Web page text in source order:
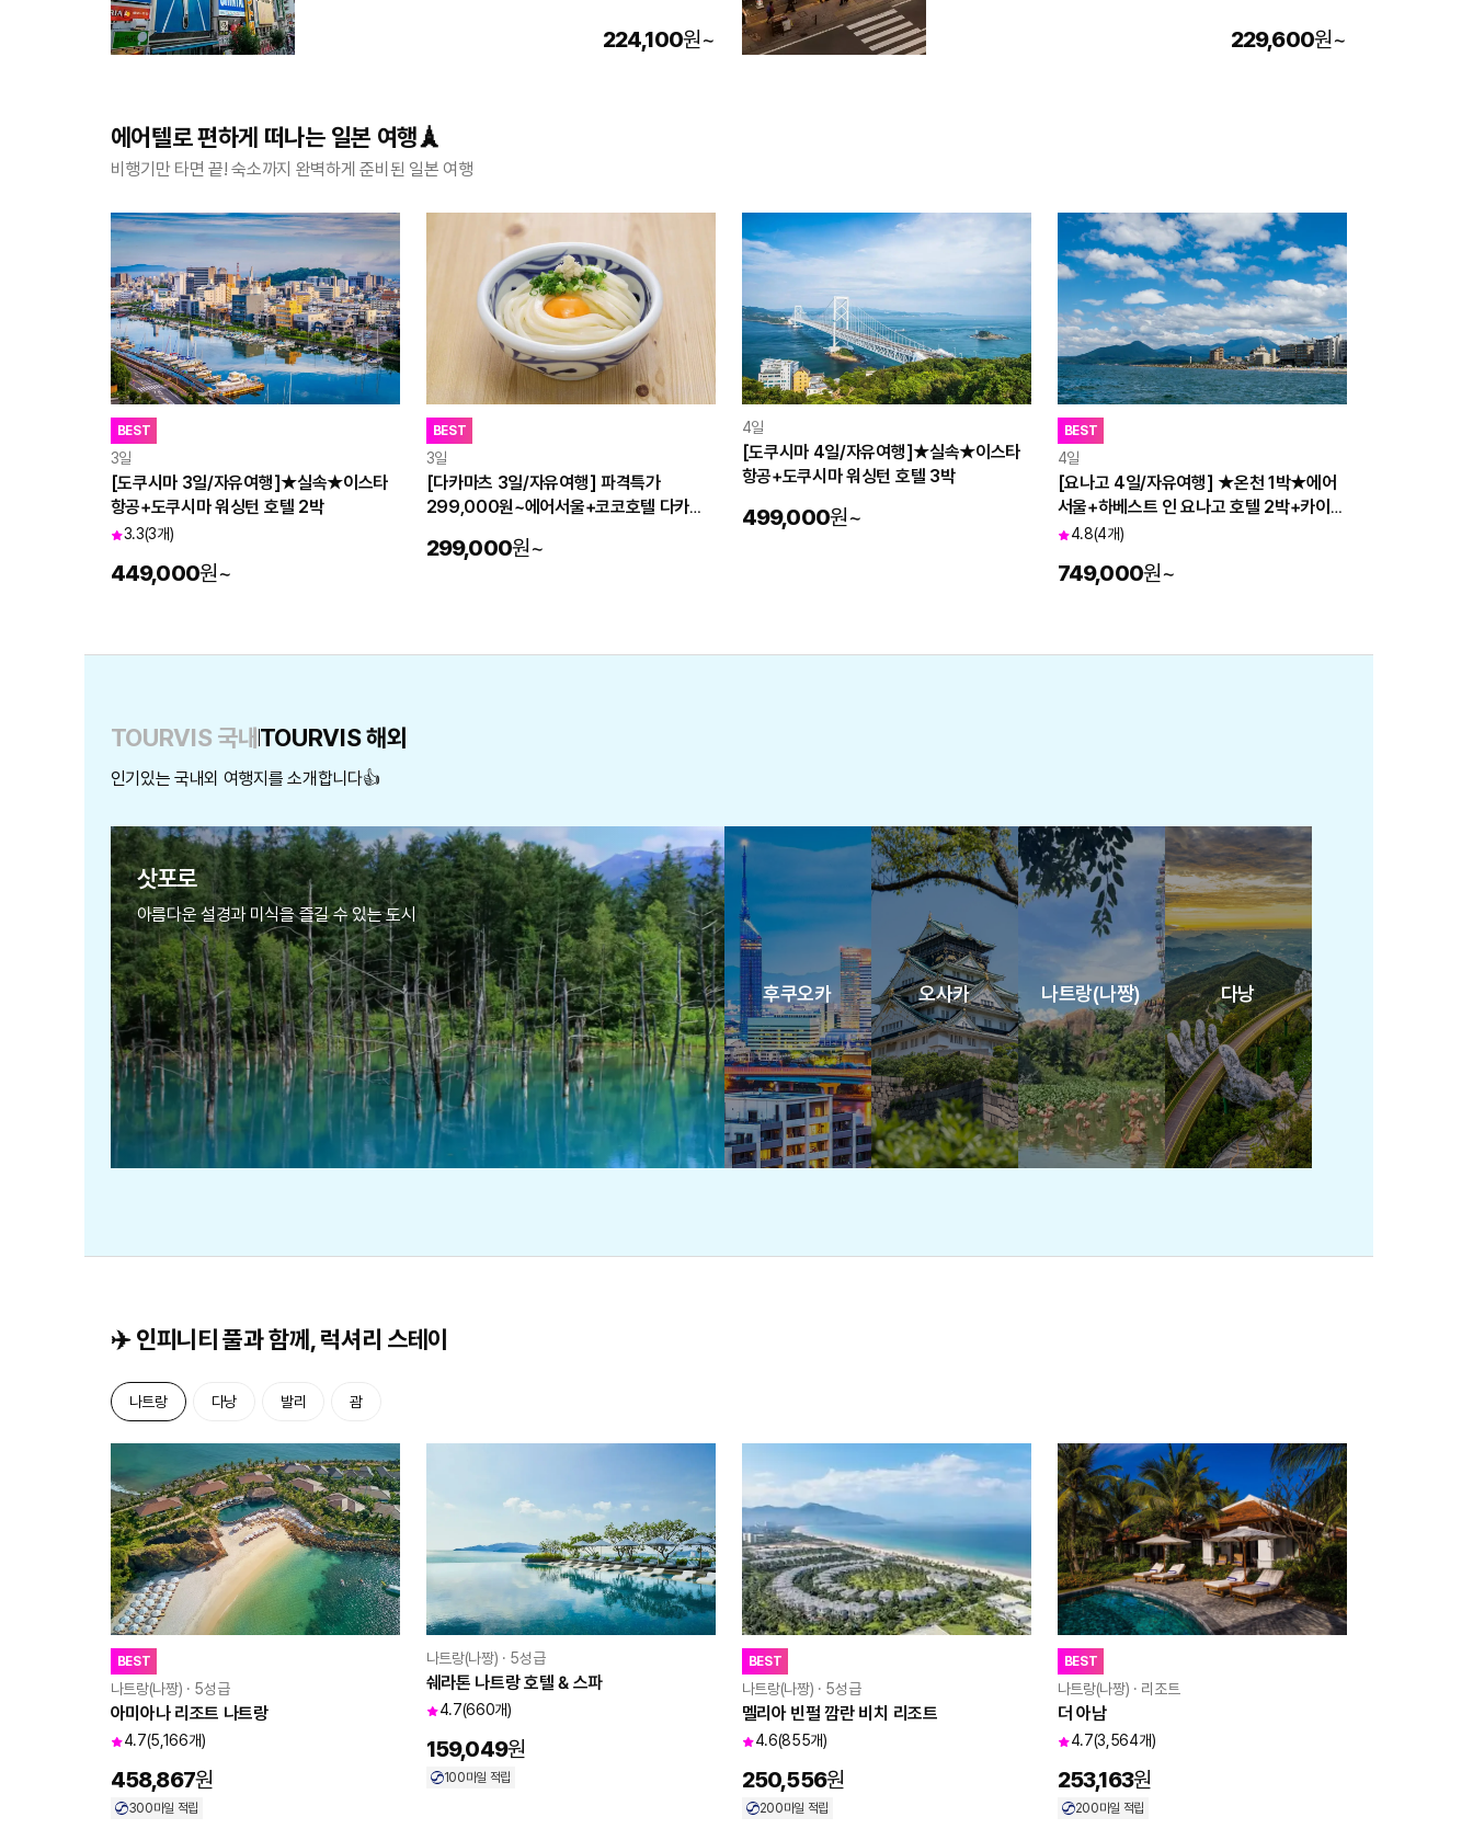
로그인하면 문의 내용을
더 쉽고 빠르게 볼 수 있어요.
비회원 문의 로그인하기
224,100원~ 229,600원~
에어텔로 편하게 떠나는 일본 여행🗼
비행기만 타면 끝! 숙소까지 완벽하게 준비된 일본 여행
BEST
3일
[도쿠시마 3일/자유여행]★실속★이스타
항공+도쿠시마 워싱턴 호텔 2박
3.3(3개)
449,000원~
BEST
3일
[다카마츠 3일/자유여행] 파격특가
299,000원~에어서울+코코호텔 다카마
299,000원~
4일
[도쿠시마 4일/자유여행]★실속★이스타
항공+도쿠시마 워싱턴 호텔 3박
499,000원~
BEST
4일
[요나고 4일/자유여행] ★온천 1박★에어
서울+하베스트 인 요나고 호텔 2박+카이케
츠루야 1박
4.8(4개)
749,000원~
TOURVIS 국내TOURVIS 해외
인기있는 국내외 여행지를 소개합니다👍
삿포로
아름다운 설경과 미식을 즐길 수 있는 도시
후쿠오카 오사카 나트랑(나짱) 다낭
✈️ 인피니티 풀과 함께, 럭셔리 스테이
나트랑 다낭 발리 괌
BEST
나트랑(나짱) · 5성급
아미아나 리조트 나트랑
4.7(5,166개)
458,867원
300마일 적립
나트랑(나짱) · 5성급
쉐라톤 나트랑 호텔 & 스파
4.7(660개)
159,049원
100마일 적립
BEST
나트랑(나짱) · 5성급
멜리아 빈펄 깜란 비치 리조트
4.6(855개)
250,556원
200마일 적립
BEST
나트랑(나짱) · 리조트
더 아남
4.7(3,564개)
253,163원
200마일 적립